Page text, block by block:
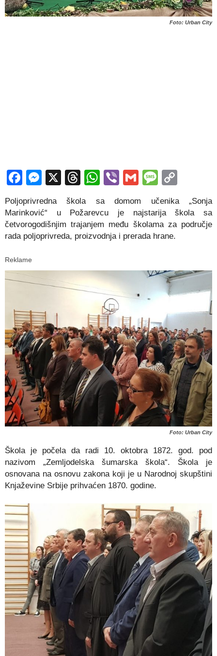
Foto: Urban City
Facebook
Messenger
X Threads
WhatsApp
ViberGmail
Poljoprivredna škola sa domom učenika „Sonja
Marinković“ u Požarevcu je najstarija škola sa
četvorogodišnjim trajanjem među školama za područje
rada poljoprivreda, proizvodnja i prerada hrane.
Reklame
Foto: Urban City
Škola je počela da radi 10. oktobra 1872. god. pod
nazivom „Zemljodelska šumarska škola“. Škola je
osnovana na osnovu zakona koji je u Narodnoj skupštini
Knjaževine Srbije prihvaćen 1870. godine.